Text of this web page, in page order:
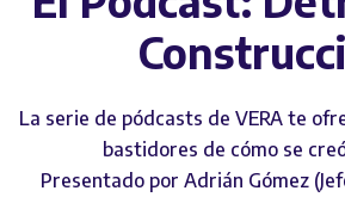
La serie de pódcasts de VERA te
bastidores de cómo se
‍Presentado por Adrián Gómez